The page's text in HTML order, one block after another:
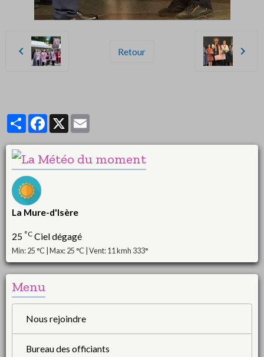
Retour
PartagerFacebook
X
La Mure-d'Isère
25 °C Ciel dégagé
Min: 25 °C | Max: 25 °C | Vent: 11 kmh 333°
Menu
Nous rejoindre
Bureau des officiants